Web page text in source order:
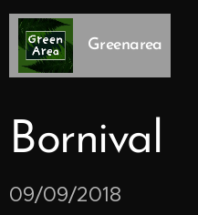
Greenarea
Bornival
09/09/2018